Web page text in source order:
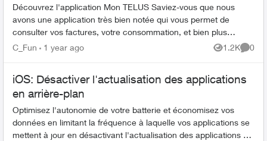
Découvrez l'application Mon TELUS Saviez-vous que nous
avons une application très bien notée qui vous permet de
consulter vos factures, votre consommation, et bien plus
encore, dire...
C_Fun 1 year ago 1.2K
Views
0
iOS: Désactiver l'actualisation des applications
en arrière-plan
Optimisez l'autonomie de votre batterie et économisez vos
données en limitant la fréquence à laquelle vos applications se
mettent à jour en désactivant l'actualisation des applications en